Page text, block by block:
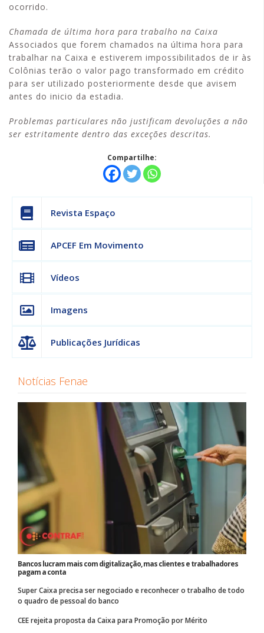
ocorrido.
Chamada de última hora para trabalho na Caixa
Associados que forem chamados na última hora para
trabalhar na Caixa e estiverem impossibilitados de ir às
Colônias terão o valor pago transformado em crédito
para ser utilizado posteriormente desde que avisem
antes do inicio da estadia.
Problemas particulares não justificam devoluções a não
ser estritamente dentro das exceções descritas.
Compartilhe:
Revista Espaço
APCEF Em Movimento
Vídeos
Imagens
Publicações Jurídicas
Notícias Fenae
Bancos lucram mais com digitalização, mas clientes e trabalhadores
pagam a conta
Super Caixa precisa ser negociado e reconhecer o trabalho de todo
o quadro de pessoal do banco
CEE rejeita proposta da Caixa para Promoção por Mérito